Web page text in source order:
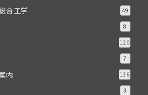
合工学 49
8
120
7
内 136
3